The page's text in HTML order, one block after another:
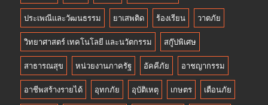
ประเพณีและวัฒนธรรม ยาเสพติด ร้องเรียน วาตภัย
วิทยาศาสตร์ เทคโนโลยี และนวัตกรรม สกู๊ปพิเศษ
สาธารณสุข หน่วยงานภาครัฐ อัคคีภัย อาชญากรรม
อาชีพสร้างรายได้ อุทกภัย อุบัติเหตุ เกษตร เตือนภัย